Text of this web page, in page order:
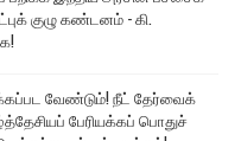
குழு கண்டனம் - கி.
வேண்டும்! நீட் தேர்வைக்
பேரியக்கப் பொதுச்